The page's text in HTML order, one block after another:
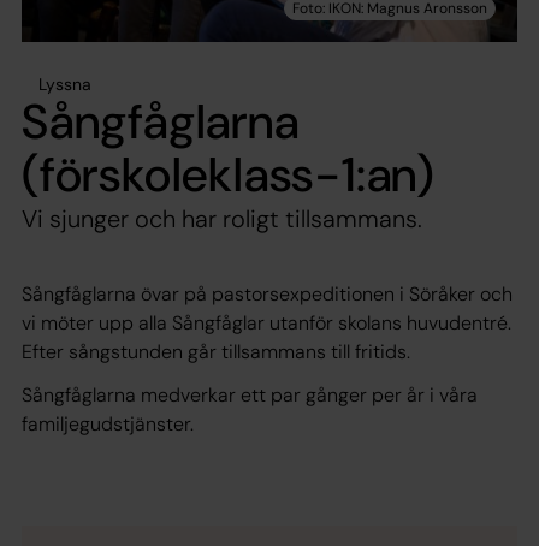
Lyssna
Sångfåglarna
(förskoleklass-1:an)
Vi sjunger och har roligt tillsammans.
Sångfåglarna övar på pastorsexpeditionen i Söråker och
vi möter upp alla Sångfåglar utanför skolans huvudentré.
Efter sångstunden går tillsammans till fritids.
Sångfåglarna medverkar ett par gånger per år i våra
familjegudstjänster.